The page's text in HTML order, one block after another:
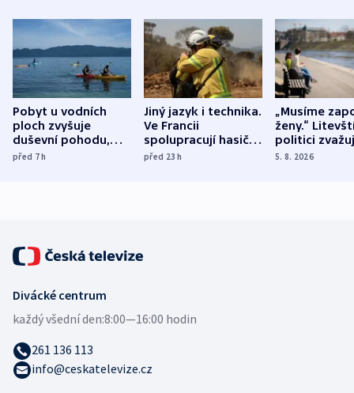
Pobyt u vodních
ploch zvyšuje
duševní pohodu,
ukázala
před 7h
Jiný jazyk i technika.
Ve Francii
spolupracují hasiči z
různých zemí
před 23h
„Musíme
ženy.“
politici
dohodu o
5. 8. 2026
Divácké centrum
každý všední den:8:00—16:00 hodin
261 136 113
info@ceskatelevize.cz